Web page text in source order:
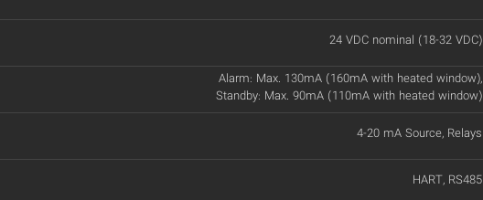
24 VDC nominal (18-32 VDC)
Alarm: Max. 130mA (160mA with heated window),
Standby: Max. 90mA (110mA with heated window)
4-20 mA Source, Relays
HART, RS485